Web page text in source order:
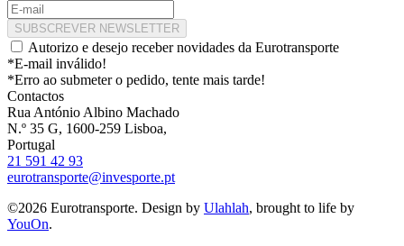
SUBSCREVER NEWSLETTER
Autorizo e desejo receber novidades da Eurotransporte
*E-mail inválido!
*Erro ao submeter o pedido, tente mais tarde!
Contactos
Rua António Albino Machado
N.º 35 G, 1600-259 Lisboa,
Portugal
21 591 42 93
eurotransporte@invesporte.pt
©2026 Eurotransporte. Design by Ulahlah, brought to life by
YouOn.